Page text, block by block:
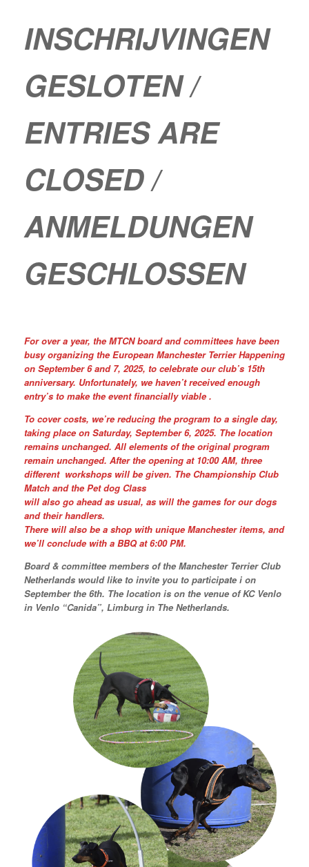
INSCHRIJVINGEN
GESLOTEN /
ENTRIES ARE
CLOSED /
ANMELDUNGEN
GESCHLOSSEN
For over a year, the MTCN board and committees have been
busy organizing the European Manchester Terrier Happening
on September 6 and 7, 2025, to celebrate our club’s 15th
anniversary. Unfortunately, we haven’t received enough
entry’s to make the event financially viable .
To cover costs, we’re reducing the program to a single day,
taking place on Saturday, September 6, 2025. The location
remains unchanged. All elements of the original program
remain unchanged. After the opening at 10:00 AM, three
different workshops will be given. The Championship Club
Match and the Pet dog Class
will also go ahead as usual, as will the games for our dogs
and their handlers.
There will also be a shop with unique Manchester items, and
we’ll conclude with a BBQ at 6:00 PM.
Board & committee members of the Manchester Terrier Club
Netherlands would like to invite you to participate i on
September the 6th. The location is on the venue of KC Venlo
in Venlo “Canida”, Limburg in The Netherlands.